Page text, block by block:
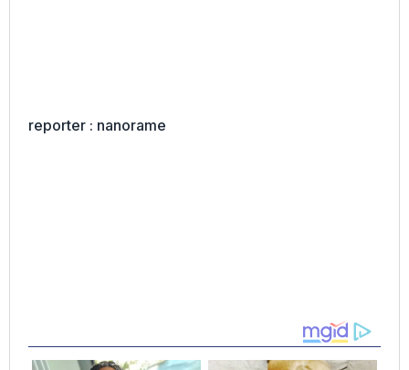
reporter : nanorame